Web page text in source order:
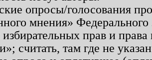
опросы/голосования
мнения»
избирательных прав и
считать, там где не